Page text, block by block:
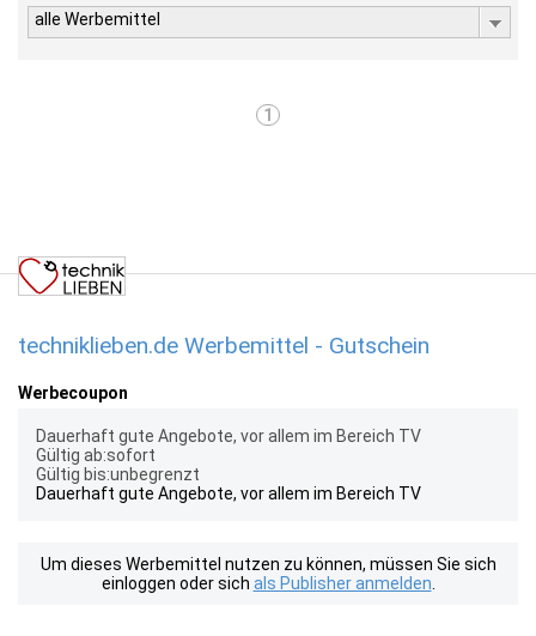
alle Werbemittel
1
techniklieben.de Werbemittel - Gutschein
Werbecoupon
Dauerhaft gute Angebote, vor allem im Bereich TV
Gültig ab:sofort
Gültig bis:unbegrenzt
Dauerhaft gute Angebote, vor allem im Bereich TV
Um dieses Werbemittel nutzen zu können, müssen Sie sich
einloggen oder sich als Publisher anmelden